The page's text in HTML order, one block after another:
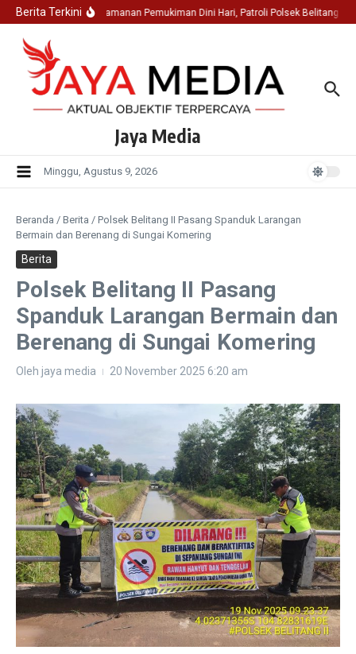
Lewati ke konten
Berita TerkiniJaga Keamanan Pemukiman Dini Hari, Patroli Polsek Belitang II
Jaya Media
Minggu, Agustus 9, 2026
Beranda / Berita / Polsek Belitang II Pasang Spanduk Larangan
Bermain dan Berenang di Sungai Komering
Berita
Polsek Belitang II Pasang
Spanduk Larangan Bermain dan
Berenang di Sungai Komering
Oleh jaya media 20 November 2025 6:20 am